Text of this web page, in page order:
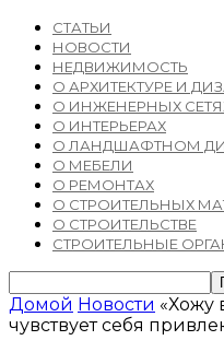
СТАТЬИ
НОВОСТИ
НЕДВИЖИМОСТЬ
О АРХИТЕКТУРЕ И
О ИНЖЕНЕРНЫХ
О ИНТЕРЬЕРАХ
О ЛАНДШАФТНОМ
О МЕБЕЛИ
О РЕМОНТАХ
О СТРОИТЕЛЬНЫХ
О СТРОИТЕЛЬСТВЕ
СТРОИТЕЛЬНЫЕ
Домой Новости «Хожу
чувствует себя